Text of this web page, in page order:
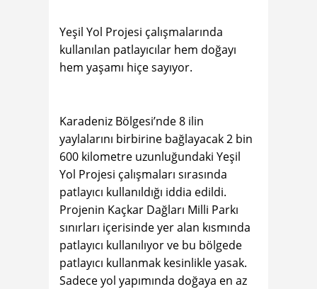
Yeşil Yol Projesi çalışmalarında
kullanılan patlayıcılar hem doğayı
hem yaşamı hiçe sayıyor.
Karadeniz Bölgesi’nde 8 ilin
yaylalarını birbirine bağlayacak 2 bin
600 kilometre uzunluğundaki Yeşil
Yol Projesi çalışmaları sırasında
patlayıcı kullanıldığı iddia edildi.
Projenin Kaçkar Dağları Milli Parkı
sınırları içerisinde yer alan kısmında
patlayıcı kullanılıyor ve bu bölgede
patlayıcı kullanmak kesinlikle yasak.
Sadece yol yapımında doğaya en az